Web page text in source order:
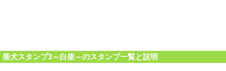
柴犬スタンプ3～白柴～のスタンプ一覧と説明